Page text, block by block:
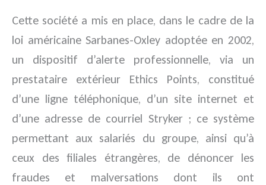
Cette société a mis en place, dans le cadre de la
loi américaine Sarbanes-Oxley adoptée en 2002,
un dispositif d’alerte professionnelle, via un
prestataire extérieur Ethics Points, constitué
d’une ligne téléphonique, d’un site internet et
d’une adresse de courriel Stryker ; ce système
permettant aux salariés du groupe, ainsi qu’à
ceux des filiales étrangères, de dénoncer les
fraudes et malversations dont ils ont